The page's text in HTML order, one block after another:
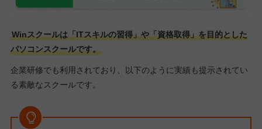
Winスクールは「ITスキルの習得」や「資格取得」を目的とした
パソコンスクールです。
企業研修でも利用されており、以下のように実績も提示されてい
る素敵なスクールです。